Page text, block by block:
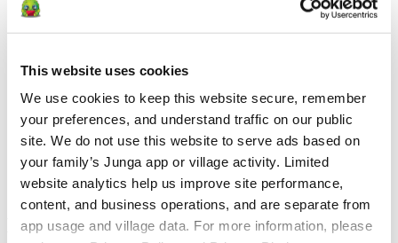
This website uses cookies
We use cookies to keep this website secure, remember
your preferences, and understand traffic on our public
site. We do not use this website to serve ads based on
your family’s Junga app or village activity. Limited
website analytics help us improve site performance,
content, and business operations, and are separate from
app usage and village data. For more information, please
Junga está diseñado para que lo configuren y lo administren
pretende ser un espacio acogedor, motivador y adecuado para
Junga está concebido como un espacio positivo y seguro
donde los Keeper puedan centrarse en el crecimiento, la
resiliencia, la confianza y el desarrollo saludable de sus hijos.
Junga no permite contenidos relacionados con temas políticos,
religiosos, de violencia, de apuestas, que provoquen miedo,
de consumo de sustancias o que sigan tendencias.
Edad Recomendada